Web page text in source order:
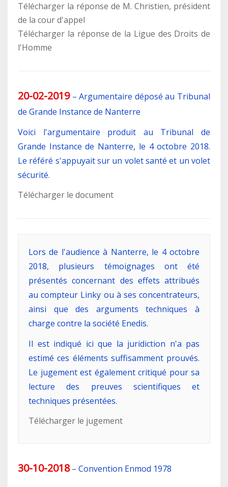
Télécharger la réponse de M. Christien, président
de la cour d'appel
Télécharger la réponse de la Ligue des Droits de
l'Homme
20-02-2019–Argumentaire déposé au Tribunal
de Grande Instance de Nanterre
Voici l'argumentaire produit au Tribunal de
Grande Instance de Nanterre, le 4 octobre 2018.
Le référé s'appuyait sur un volet santé et un volet
sécurité.
Télécharger le document
Lors de l'audience à Nanterre, le 4 octobre
2018, plusieurs témoignages ont été
présentés concernant des effets attribués
au compteur Linky ou à ses concentrateurs,
ainsi que des arguments techniques à
charge contre la société Enedis.
Il est indiqué ici que la juridiction n'a pas
estimé ces éléments suffisamment prouvés.
Le jugement est également critiqué pour sa
lecture des preuves scientifiques et
techniques présentées.
Télécharger le jugement
30-10-2018– Convention Enmod 1978